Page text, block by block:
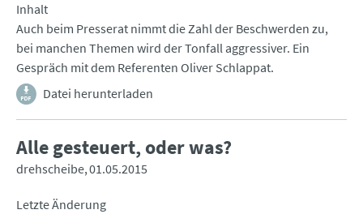
Inhalt
Auch beim Presserat nimmt die Zahl der Beschwerden zu,
bei manchen Themen wird der Tonfall aggressiver. Ein
Gespräch mit dem Referenten Oliver Schlappat.
Datei herunterladen
Alle gesteuert, oder was?
drehscheibe 01.05.2015
Letzte Änderung